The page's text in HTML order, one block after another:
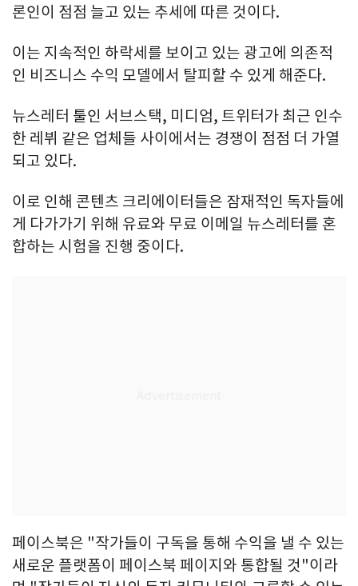
론인이 점점 늘고 있는 추세에 따른 것이다.
이는 지속적인 하락세를 보이고 있는 광고에 의존적
인 비즈니스 수익 모델에서 탈피할 수 있게 해준다.
뉴스레터 툴인 서브스택, 미디엄, 트위터가 최근 인수
한 레뷔 같은 업체들 사이에서는 경쟁이 점점 더 가열
되고 있다.
이로 인해 콘텐츠 크리에이터들은 잠재적인 독자들에
게 다가가기 위해 유료와 무료 이메일 뉴스레터를 혼
합하는 시험을 진행 중이다.
페이스북은 "작가들이 구독을 통해 수익을 낼 수 있는
새로운 플랫폼이 페이스북 페이지와 통합될 것"이라